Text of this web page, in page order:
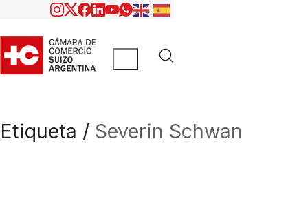
Etiqueta / Severin Schwan